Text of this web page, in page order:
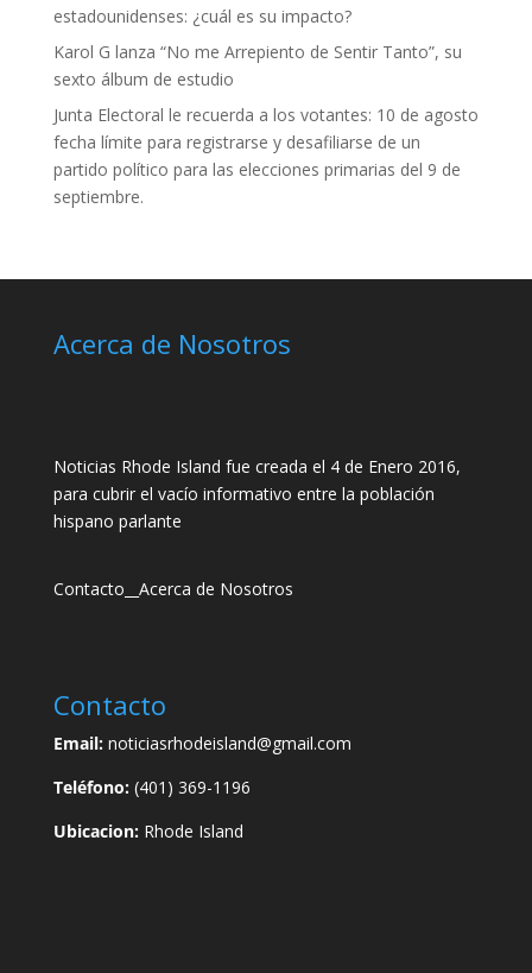
estadounidenses: ¿cuál es su impacto?
Karol G lanza “No me Arrepiento de Sentir Tanto”, su
sexto álbum de estudio
Junta Electoral le recuerda a los votantes: 10 de agosto
fecha límite para registrarse y desafiliarse de un
partido político para las elecciones primarias del 9 de
septiembre.
Acerca de Nosotros
Noticias Rhode Island fue creada el 4 de Enero 2016,
para cubrir el vacío informativo entre la población
hispano parlante
Contacto Acerca de Nosotros
Contacto
Email:noticiasrhodeisland@gmail.com
Teléfono:(401) 369-1196
Ubicacion:Rhode Island